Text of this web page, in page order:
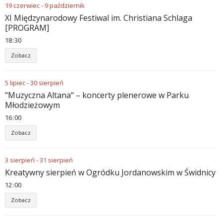
19czerwiec- 9październik
XI Międzynarodowy Festiwal im. Christiana Schlaga
[PROGRAM]
18 30
Zobacz
5 lipiec-30 sierpień
"Muzyczna Altana" – koncerty plenerowe w Parku
Młodzieżowym
16 00
Zobacz
3 sierpień -31 sierpień
Kreatywny sierpień w Ogródku Jordanowskim w Świdnicy
12 00
Zobacz